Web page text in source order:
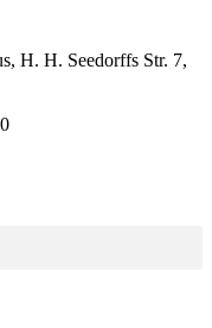
H. H. Seedorffs Str. 7,